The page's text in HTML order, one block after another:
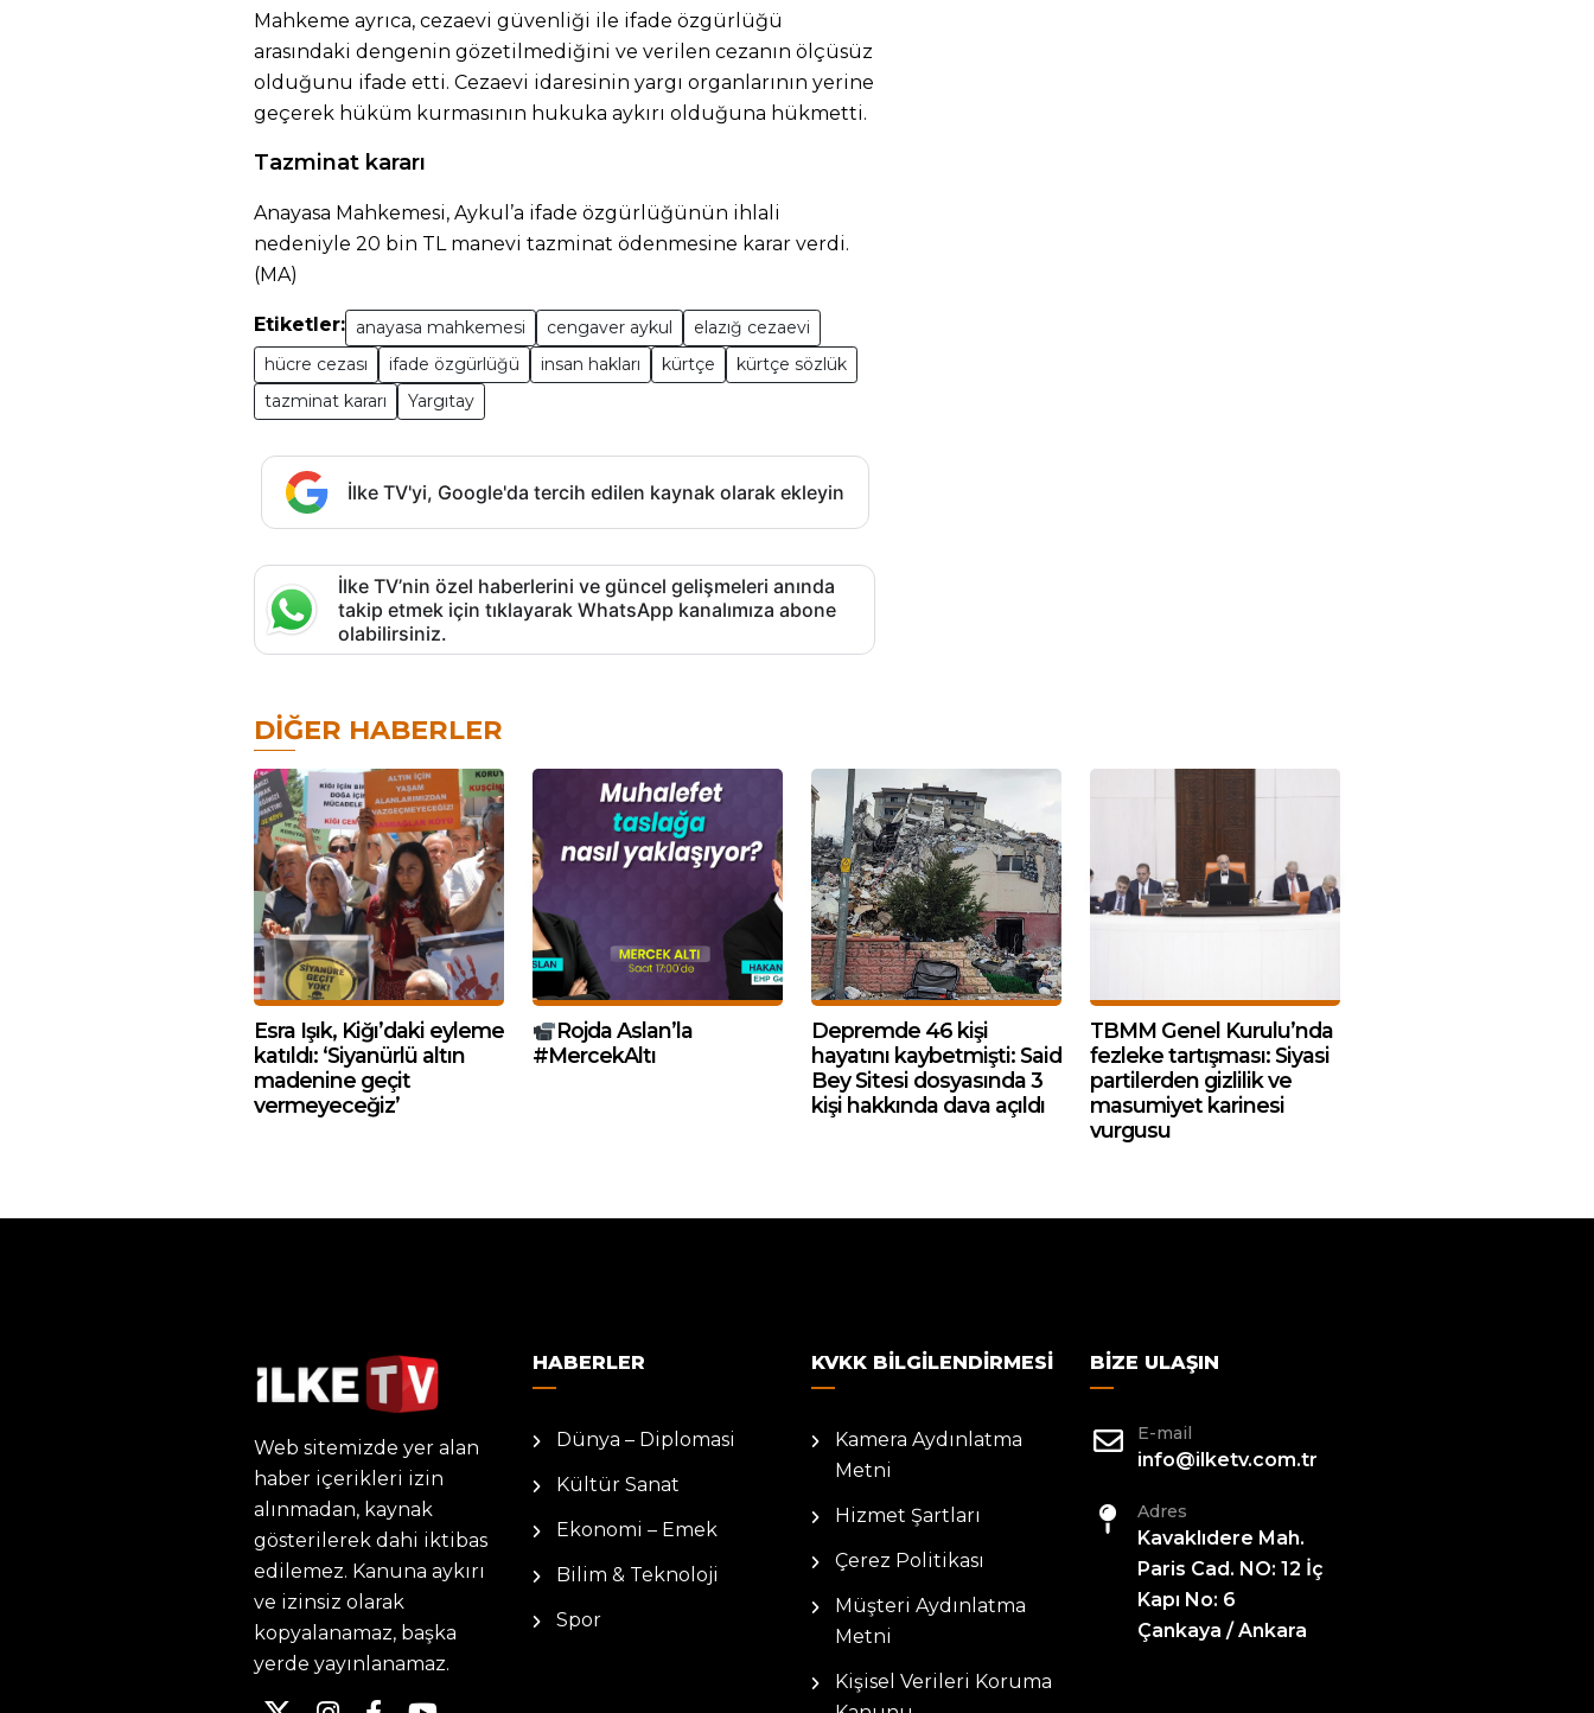
Mahkeme ayrıca, cezaevi güvenliği ile ifade özgürlüğü
arasındaki dengenin gözetilmediğini ve verilen cezanın ölçüsüz
olduğunu ifade etti. Cezaevi idaresinin yargı organlarının yerine
geçerek hüküm kurmasının hukuka aykırı olduğuna hükmetti.
Tazminat kararı
Anayasa Mahkemesi, Aykul’a ifade özgürlüğünün ihlali
nedeniyle 20 bin TL manevi tazminat ödenmesine karar verdi.
(MA)
Etiketler: anayasa mahkemesi cengaver aykul
elazığ cezaevi
hücre cezası
ifade özgürlüğü insan hakları kürtçe
kürtçe sözlük
tazminat kararı
Yargıtay
İlke TV'yi, Google'da tercih edilen kaynak olarak ekleyin
İlke TV’nin özel haberlerini ve güncel gelişmeleri anında
takip etmek için tıklayarak WhatsApp kanalımıza abone
olabilirsiniz.
DIĞER HABERLER
Esra Işık, Kiğı’daki eyleme
katıldı: ‘Siyanürlü altın
madenine geçit
vermeyeceğiz’
Rojda Aslan’la
#MercekAltı
Depremde 46 kişi
hayatını kaybetmişti: Said
Bey Sitesi dosyasında 3
kişi hakkında dava açıldı
TBMM Genel Kurulu’nda
fezleke tartışması: Siyasi
partilerden gizlilik ve
masumiyet karinesi
vurgusu
Web sitemizde yer alan
haber içerikleri izin
alınmadan, kaynak
gösterilerek dahi iktibas
edilemez. Kanuna aykırı
ve izinsiz olarak
kopyalanamaz, başka
yerde yayınlanamaz.
HABERLER
Dünya – Diplomasi
Kültür Sanat
Ekonomi – Emek
Bilim & Teknoloji
Spor
KVKK BILGILENDIRMESI
Kamera Aydınlatma
Metni
Hizmet Şartları
Çerez Politikası
Müşteri Aydınlatma
Metni
Kişisel Verileri Koruma
BIZE ULAŞIN
E-mail
info@ilketv.com.tr
Adres
Kavaklıdere Mah.
Paris Cad. NO: 12 İç
Kapı No: 6
Çankaya / Ankara